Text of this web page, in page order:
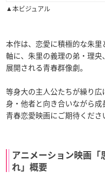
▲本ビジュアル
本作は、恋愛に積極的な朱
軸に、朱里の義理の弟・理
展開される青春群像劇。
等身大の主人公たちが繰り
身・他者と向き合いながら成
青春恋愛映画にご期待くださ
アニメーション映画「
れ」概要